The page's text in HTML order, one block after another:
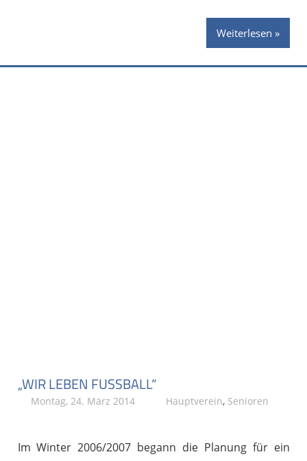
Weiterlesen
„WIR LEBEN FUSSBALL“
Montag, 24. März 2014 A. Böhm
Hauptverein, Senioren
Im Winter 2006/2007 begann die Planung für ein